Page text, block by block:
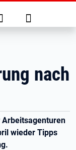
Anmelden
nach
Arbeitsagenturen
wieder Tipps